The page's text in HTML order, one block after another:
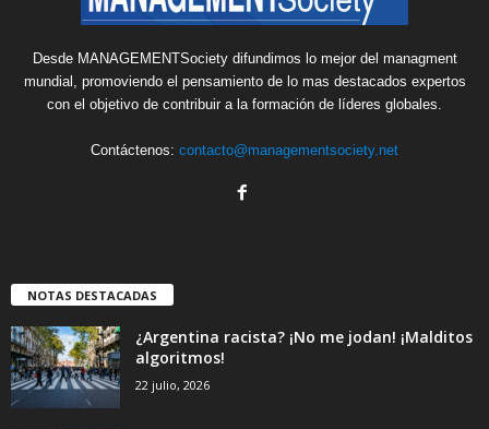
Desde MANAGEMENTSociety difundimos lo mejor del managment
mundial, promoviendo el pensamiento de lo mas destacados expertos
con el objetivo de contribuir a la formación de líderes globales.
Contáctenos: contacto@managementsociety.net
NOTAS DESTACADAS
¿Argentina racista? ¡No me jodan! ¡Malditos
algoritmos!
22 julio, 2026